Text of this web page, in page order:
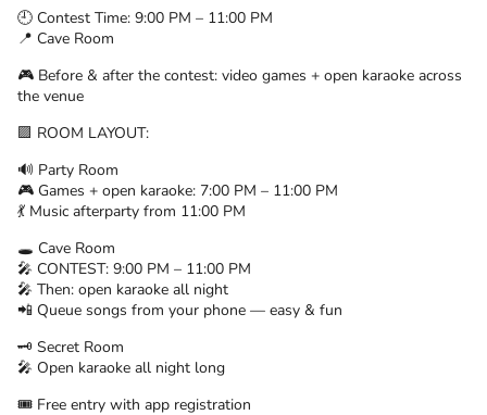
🕘 Contest Time: 9:00 PM – 11:00 PM
📍 Cave Room
🎮 Before & after the contest: video games + open karaoke across
the venue
🟪 ROOM LAYOUT:
🔊 Party Room
🎮 Games + open karaoke: 7:00 PM – 11:00 PM
💃 Music afterparty from 11:00 PM
🕳️ Cave Room
🎤 CONTEST: 9:00 PM – 11:00 PM
🎤 Then: open karaoke all night
📲 Queue songs from your phone — easy & fun
🗝️ Secret Room
🎤 Open karaoke all night long
🎟️ Free entry with app registration